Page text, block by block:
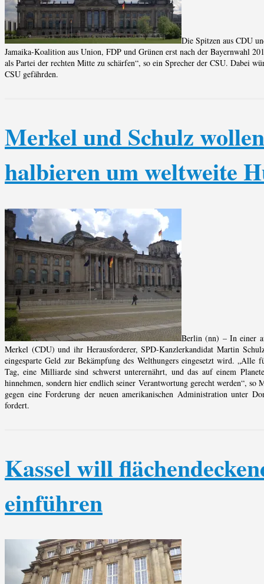
Die Spitzen aus CDU
Jamaika-Koalition aus Union, FDP und Grünen erst nach der Bayernwahl
als Partei der rechten Mitte zu schärfen“, so ein Sprecher der CSU. Dabei
CSU gefährden.
Merkel und Schulz
halbieren um weltweite
Berlin (nn) – In einer
Merkel (CDU) und ihr Herausforderer, SPD-Kanzlerkandidat Martin
eingesparte Geld zur Bekämpfung des Welthungers eingesetzt wird.
Tag, eine Milliarde sind schwerst unterernährt, und das auf einem
hinnehmen, sondern hier endlich seiner Verantwortung gerecht werden“,
gegen eine Forderung der neuen amerikanischen Administration unter
fordert.
Kassel will
einführen